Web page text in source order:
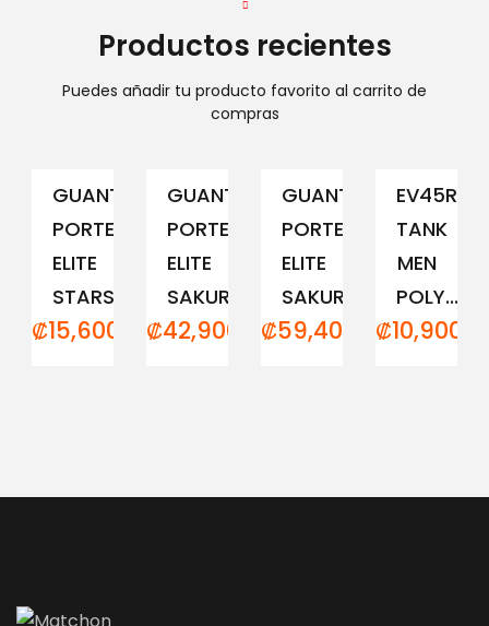
Productos recientes
Puedes añadir tu producto favorito al carrito de
compras
GUANTE
PORTERO
ELITE
STARS
₡15,600.00
GUANTE
PORTERO
ELITE
SAKURA...
₡42,900.00
GUANTE
PORTERO
ELITE
SAKURA...
₡59,400.00
TANK
MEN
POLY...
₡